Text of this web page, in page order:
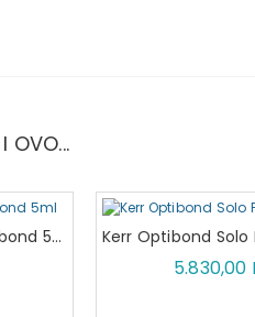
OVO...
Kerr Optibond Solo Plus bond 5ml
5.830,00